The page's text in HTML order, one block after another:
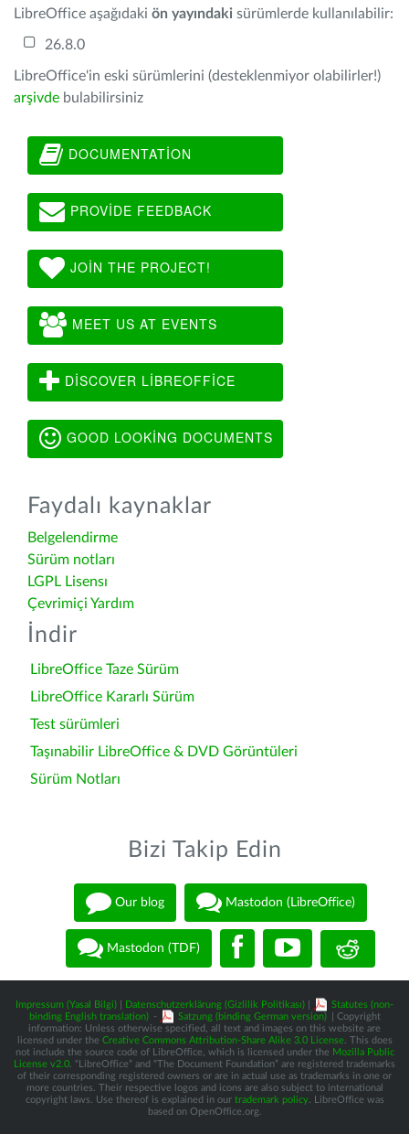
LibreOffice aşağıdaki ön yayındaki sürümlerde kullanılabilir:
26.8.0
LibreOffice'in eski sürümlerini (desteklenmiyor olabilirler!)
arşivde bulabilirsiniz
DOCUMENTATION
PROVIDE FEEDBACK
JOIN THE PROJECT!
MEET US AT EVENTS
DISCOVER LIBREOFFICE
GOOD LOOKING DOCUMENTS
Faydalı kaynaklar
Belgelendirme
Sürüm notları
LGPL Lisensı
Çevrimiçi Yardım
İndir
LibreOffice Taze Sürüm
LibreOffice Kararlı Sürüm
Test sürümleri
Taşınabilir LibreOffice & DVD Görüntüleri
Sürüm Notları
Bizi Takip Edin
Our blog Mastodon (LibreOffice)
Mastodon (TDF)
Impressum (Yasal Bilgi) Datenschutzerklärung (Gizlilik Politikası)
Statutes (non-
binding English translation) - Satzung (binding German version)
| Copyright
information: Unless otherwise specified, all text and images on this website are
licensed under the Creative Commons Attribution-Share Alike 3.0 License. This does
not include the source code of LibreOffice, which is licensed under the Mozilla Public
License v2.0 . “LibreOffice” and “The Document Foundation” are registered trademarks
of their corresponding registered owners or are in actual use as trademarks in one or
more countries. Their respective logos and icons are also subject to international
copyright laws. Use thereof is explained in our trademark policy. LibreOffice was
based on OpenOffice.org.